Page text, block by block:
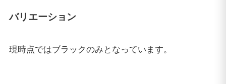
バリエーション
現時点ではブラックのみとなっています。